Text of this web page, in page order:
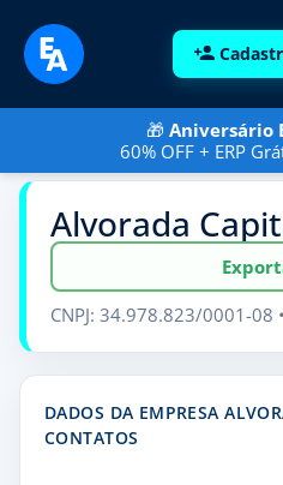
🎁 Aniversário
60% OFF + ERP
Alvorada
CNPJ: 34.978.823/0001-08
DADOS DA EMPRESA
CONTATOS